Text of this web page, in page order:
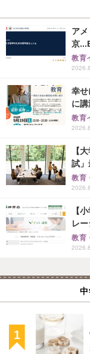
ア
京
教育
幸せ
に
教育
【
試
教育
【
レ
教育